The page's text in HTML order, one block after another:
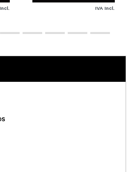
IVA Incl.